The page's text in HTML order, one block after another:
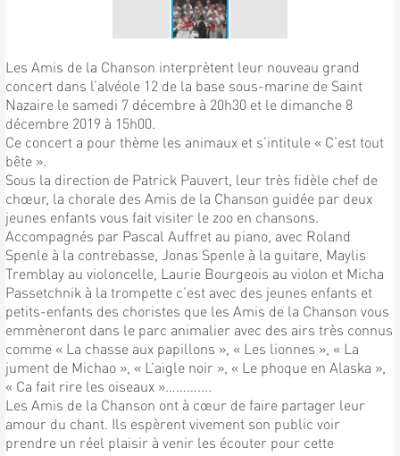
Les Amis de la Chanson interprètent leur nouveau grand
concert dans l’alvéole 12 de la base sous-marine de Saint
Nazaire le samedi 7 décembre à 20h30 et le dimanche 8
décembre 2019 à 15h00.
Ce concert a pour thème les animaux et s’intitule « C’est tout
bête ».
Sous la direction de Patrick Pauvert, leur très fidèle chef de
chœur, la chorale des Amis de la Chanson guidée par deux
jeunes enfants vous fait visiter le zoo en chansons.
Accompagnés par Pascal Auffret au piano, avec Roland
Spenle à la contrebasse, Jonas Spenle à la guitare, Maylis
Tremblay au violoncelle, Laurie Bourgeois au violon et Micha
Passetchnik à la trompette c’est avec des jeunes enfants et
petits-enfants des choristes que les Amis de la Chanson vous
emmèneront dans le parc animalier avec des airs très connus
comme « La chasse aux papillons », « Les lionnes », « La
jument de Michao », « L’aigle noir », « Le phoque en Alaska »,
« Ca fait rire les oiseaux »………....
Les Amis de la Chanson ont à cœur de faire partager leur
amour du chant. Ils espèrent vivement son public voir
prendre un réel plaisir à venir les écouter pour cette